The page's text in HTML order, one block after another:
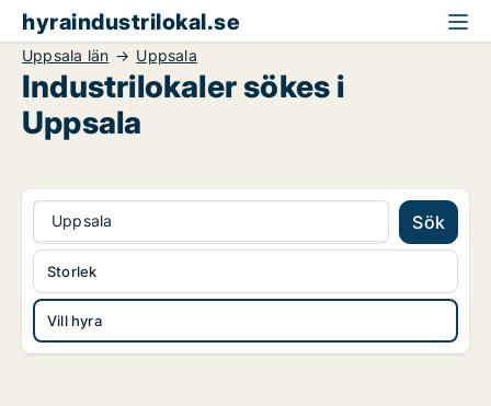
hyraindustrilokal.se
Uppsala län Uppsala
Industrilokaler sökes i
Uppsala
Uppsala Sök
Vill hyra
Storlek